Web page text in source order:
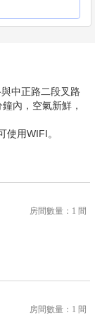
中正路二段叉路
內，空氣新鮮，
用WIFI。
房間數量：1 間
房間數量：1 間